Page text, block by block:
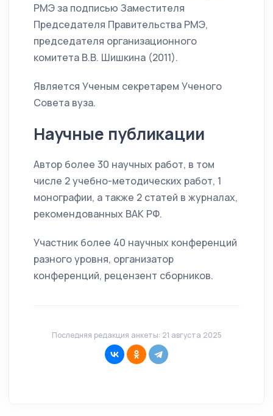
РМЭ за подписью Заместителя
Председателя Правительства РМЭ,
председателя организационного
комитета В.В. Шишкина (2011).
Является Ученым секретарем Ученого
Совета вуза.
Научные публикации
Автор более 30 научных работ, в том
числе 2 учебно-методических работ, 1
монографии, а также 2 статей в журналах,
рекомендованных ВАК РФ.
Участник более 40 научных конференций
разного уровня, организатор
конференций, рецензент сборников.
Последняя редакция анкеты: 21 августа 2025